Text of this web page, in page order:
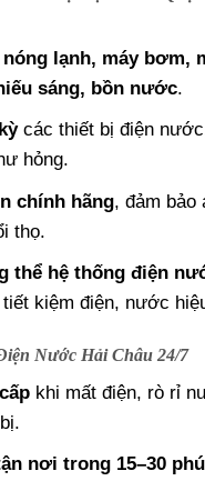
nóng lạnh, máy bơm,
sáng, bồn nước.
các thiết bị điện
hỏng.
chính hãng, đảm bảo
thọ.
thể hệ thống điện
kiệm điện, nước
Nước Hải Châu 24/7
khi mất điện, rò rỉ
nơi trong 15–30